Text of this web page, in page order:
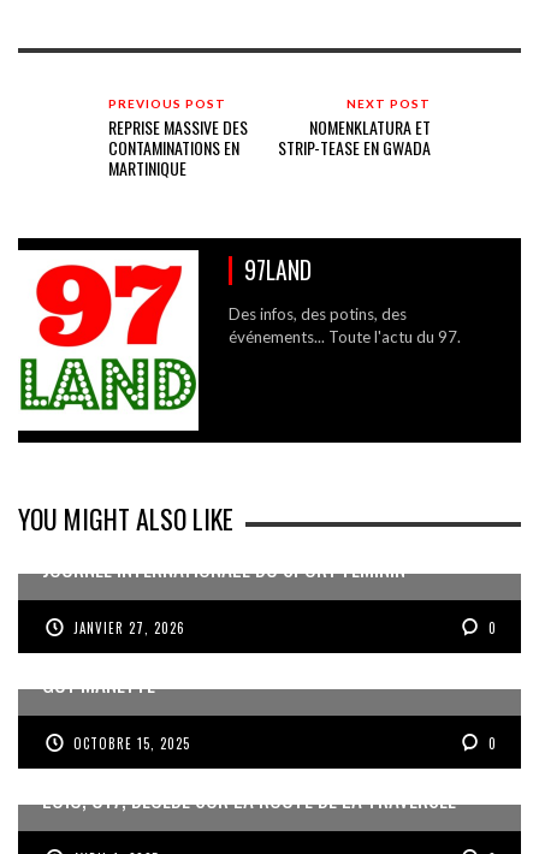
PREVIOUS POST
REPRISE MASSIVE DES
CONTAMINATIONS EN
MARTINIQUE
NEXT POST
NOMENKLATURA ET
STRIP-TEASE EN GWADA
97LAND
Des infos, des potins, des
événements... Toute l'actu du 97.
YOU MIGHT ALSO LIKE
JOURNÉE INTERNATIONALE DU SPORT FÉMININ
JANVIER 27, 2026 0
MISE EN RETRAIT DE JEAN DARTRON ET NOMINATION DE
GUY MANETTE
OCTOBRE 15, 2025 0
LOÏC, U17, DÉCÉDÉ SUR LA ROUTE DE LA TRAVERSÉE